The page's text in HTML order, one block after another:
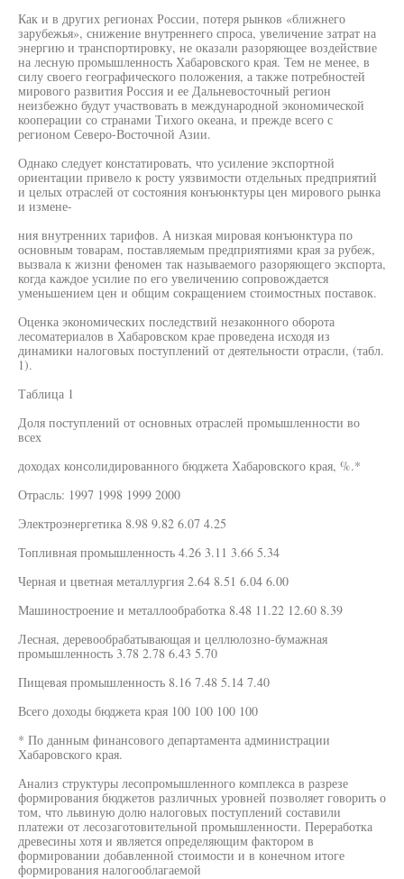
Как и в других регионах России, потеря рынков «ближнего
зарубежья», снижение внутреннего спроса, увеличение затрат на
энергию и транспортировку, не оказали разоряющее воздействие
на лесную промышленность Хабаровского края. Тем не менее, в
силу своего географического положения, а также потребностей
мирового развития Россия и ее Дальневосточный регион
неизбежно будут участвовать в международной экономической
кооперации со странами Тихого океана, и прежде всего с
регионом Северо-Восточной Азии.
Однако следует констатировать, что усиление экспортной
ориентации привело к росту уязвимости отдельных предприятий
и целых отраслей от состояния конъюнктуры цен мирового рынка
и измене-
ния внутренних тарифов. А низкая мировая конъюнктура по
основным товарам, поставляемым предприятиями края за рубеж,
вызвала к жизни феномен так называемого разоряющего экспорта,
когда каждое усилие по его увеличению сопровождается
уменьшением цен и общим сокращением стоимостных поставок.
Оценка экономических последствий незаконного оборота
лесоматериалов в Хабаровском крае проведена исходя из
динамики налоговых поступлений от деятельности отрасли, (табл.
1).
Таблица 1
Доля поступлений от основных отраслей промышленности во
всех
доходах консолидированного бюджета Хабаровского края, %.*
Отрасль: 1997 1998 1999 2000
Электроэнергетика 8.98 9.82 6.07 4.25
Топливная промышленность 4.26 3.11 3.66 5.34
Черная и цветная металлургия 2.64 8.51 6.04 6.00
Машиностроение и металлообработка 8.48 11.22 12.60 8.39
Лесная, деревообрабатывающая и целлюлозно-бумажная
промышленность 3.78 2.78 6.43 5.70
Пищевая промышленность 8.16 7.48 5.14 7.40
Всего доходы бюджета края 100 100 100 100
* По данным финансового департамента администрации
Хабаровского края.
Анализ структуры лесопромышленного комплекса в разрезе
формирования бюджетов различных уровней позволяет говорить о
том, что львиную долю налоговых поступлений составили
платежи от лесозаготовительной промышленности. Переработка
древесины хотя и является определяющим фактором в
формировании добавленной стоимости и в конечном итоге
формирования налогооблагаемой